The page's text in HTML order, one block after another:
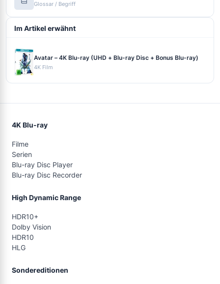
Glossar / Begriff
Im Artikel erwähnt
Avatar – 4K Blu-ray (UHD + Blu-ray Disc + Bonus Blu-ray)
4K Film
4K Blu-ray
Filme
Serien
Blu-ray Disc Player
Blu-ray Disc Recorder
High Dynamic Range
HDR10+
Dolby Vision
HDR10
HLG
Sondereditionen